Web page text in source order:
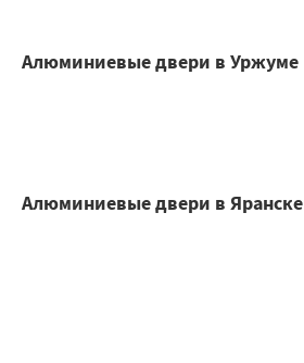
Алюминиевые двери в Уржуме
Алюминиевые двери в Яранске